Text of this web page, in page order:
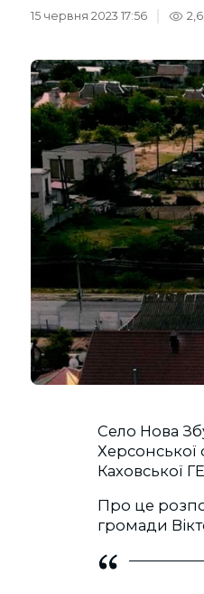
15 червня 2023 17:56
Село Нова
Херсонської
Каховської
Про це
громади